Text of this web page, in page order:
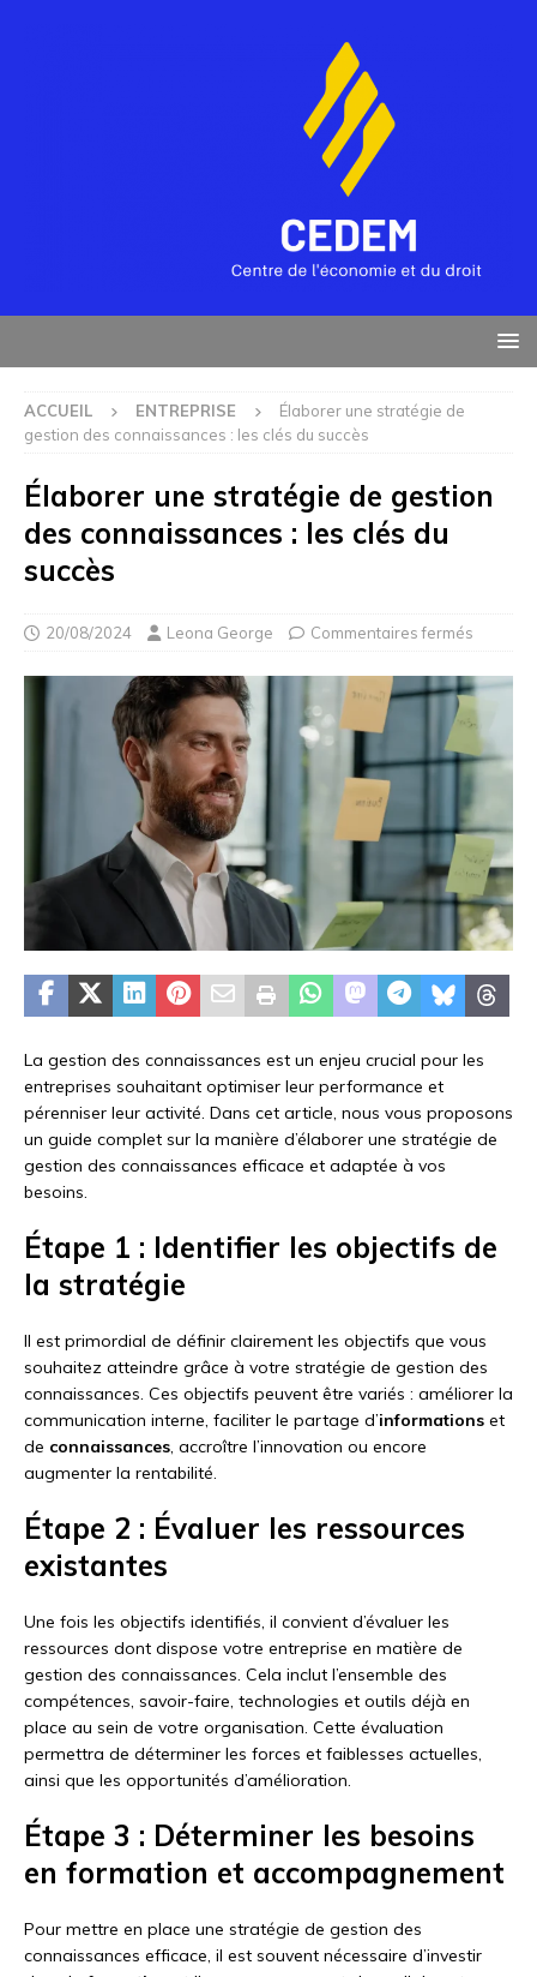
ACCUEIL ENTREPRISE
Élaborer une stratégie de
gestion des connaissances : les clés du succès
Élaborer une stratégie de gestion
des connaissances : les clés du
succès
20/08/2024 Leona George Commentaires fermés
La gestion des connaissances est un enjeu crucial pour les
entreprises souhaitant optimiser leur performance et
pérenniser leur activité. Dans cet article, nous vous proposons
un guide complet sur la manière d’élaborer une stratégie de
gestion des connaissances efficace et adaptée à vos
besoins.
Étape 1 : Identifier les objectifs de
la stratégie
Il est primordial de définir clairement les objectifs que vous
souhaitez atteindre grâce à votre stratégie de gestion des
connaissances. Ces objectifs peuvent être variés : améliorer la
communication interne, faciliter le partage d’informations et
de connaissances, accroître l’innovation ou encore
augmenter la rentabilité.
Étape 2 : Évaluer les ressources
existantes
Une fois les objectifs identifiés, il convient d’évaluer les
ressources dont dispose votre entreprise en matière de
gestion des connaissances. Cela inclut l’ensemble des
compétences, savoir-faire, technologies et outils déjà en
place au sein de votre organisation. Cette évaluation
permettra de déterminer les forces et faiblesses actuelles,
ainsi que les opportunités d’amélioration.
Étape 3 : Déterminer les besoins
en formation et accompagnement
Pour mettre en place une stratégie de gestion des
connaissances efficace, il est souvent nécessaire d’investir